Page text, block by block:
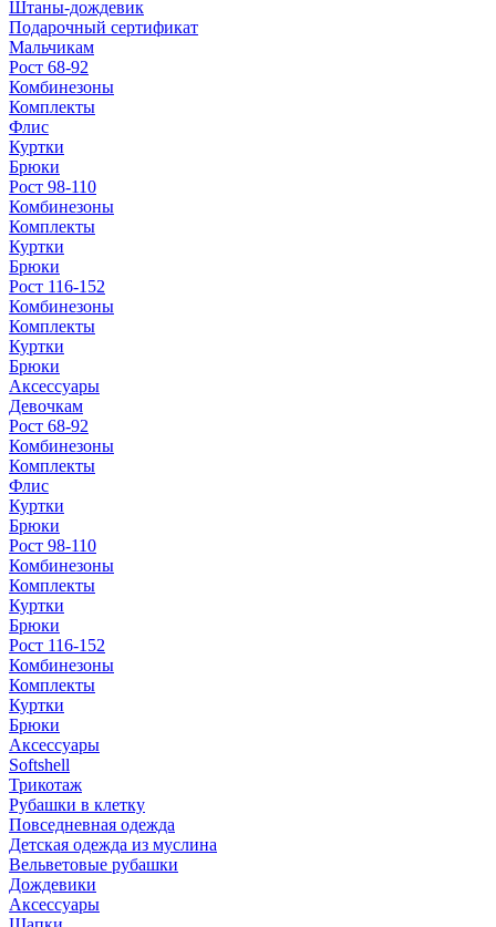
Штаны-дождевик
Подарочный сертификат
Мальчикам
Рост 68-92
Комбинезоны
Комплекты
Флис
Куртки
Брюки
Рост 98-110
Комбинезоны
Комплекты
Куртки
Брюки
Рост 116-152
Комбинезоны
Комплекты
Куртки
Брюки
Аксессуары
Девочкам
Рост 68-92
Комбинезоны
Комплекты
Флис
Куртки
Брюки
Рост 98-110
Комбинезоны
Комплекты
Куртки
Брюки
Рост 116-152
Комбинезоны
Комплекты
Куртки
Брюки
Аксессуары
Softshell
Трикотаж
Рубашки в клетку
Повседневная одежда
Детская одежда из муслина
Вельветовые рубашки
Дождевики
Аксессуары